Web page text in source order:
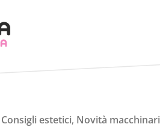
Consigli estetici, Novità macchinari